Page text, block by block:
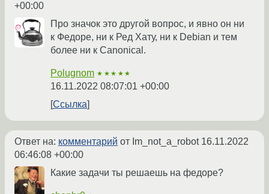
+00:00
Про значок это другой вопрос, и явно он ни
к Федоре, ни к Ред Хату, ни к Debian и тем
более ни к Canonical.
Polugnom ★★★★★
16.11.2022 08:07:01 +00:00
Ссылка
Ответ на: комментарий от Im_not_a_robot 16.11.2022
06:46:08 +00:00
Какие задачи ты решаешь на федоре?